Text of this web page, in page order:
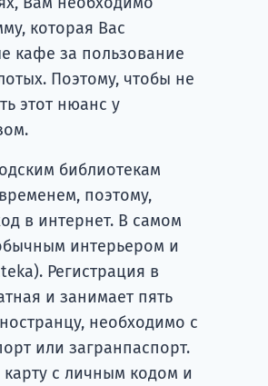
которая Вас
кафе за пользование
Поэтому, чтобы не
этот нюанс у
библиотекам
поэтому,
в интернет. В самом
интерьером и
Регистрация в
и занимает пять
необходимо с
или загранпаспорт.
с личным кодом и